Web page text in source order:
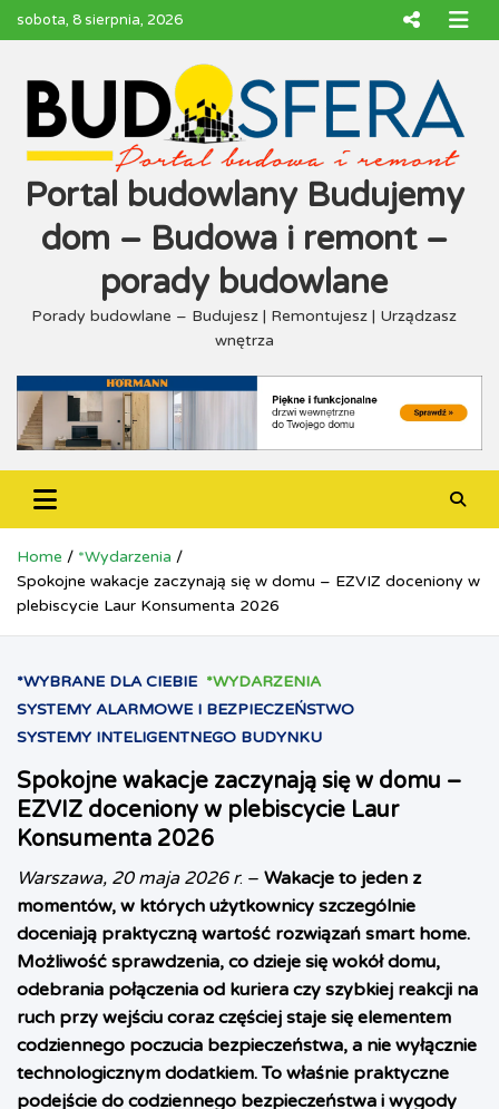
sobota, 8 sierpnia, 2026
Portal budowlany Budujemy
dom – Budowa i remont –
porady budowlane
Porady budowlane – Budujesz | Remontujesz | Urządzasz
wnętrza
Home
*Wydarzenia
Spokojne wakacje zaczynają się w domu – EZVIZ doceniony w
plebiscycie Laur Konsumenta 2026
*WYBRANE DLA CIEBIE *WYDARZENIA
SYSTEMY ALARMOWE I BEZPIECZEŃSTWO
SYSTEMY INTELIGENTNEGO BUDYNKU
Spokojne wakacje zaczynają się w domu –
EZVIZ doceniony w plebiscycie Laur
Konsumenta 2026
Warszawa, 20 maja 2026 r. – Wakacje to jeden z
momentów, w których użytkownicy szczególnie
doceniają praktyczną wartość rozwiązań smart home.
Możliwość sprawdzenia, co dzieje się wokół domu,
odebrania połączenia od kuriera czy szybkiej reakcji na
ruch przy wejściu coraz częściej staje się elementem
codziennego poczucia bezpieczeństwa, a nie wyłącznie
technologicznym dodatkiem. To właśnie praktyczne
podejście do codziennego bezpieczeństwa i wygody